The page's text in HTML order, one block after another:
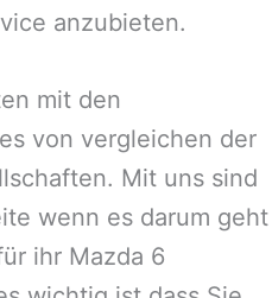
anzubieten.
mit den
von vergleichen der
Mit uns sind
wenn es darum geht
ihr Mazda 6